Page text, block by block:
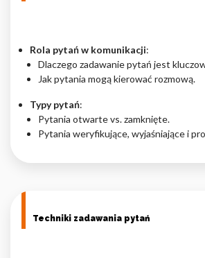
Rola pytań w komunikacji:
Dlaczego zadawanie pytań jest
Jak pytania mogą kierować rozmową.
Typy pytań:
Pytania otwarte vs. zamknięte.
Pytania weryfikujące, wyjaśniające i
Techniki zadawania pytań